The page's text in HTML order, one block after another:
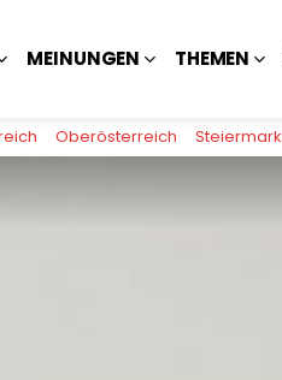
MEINUNGEN THEMEN
Oberösterreich Steiermark